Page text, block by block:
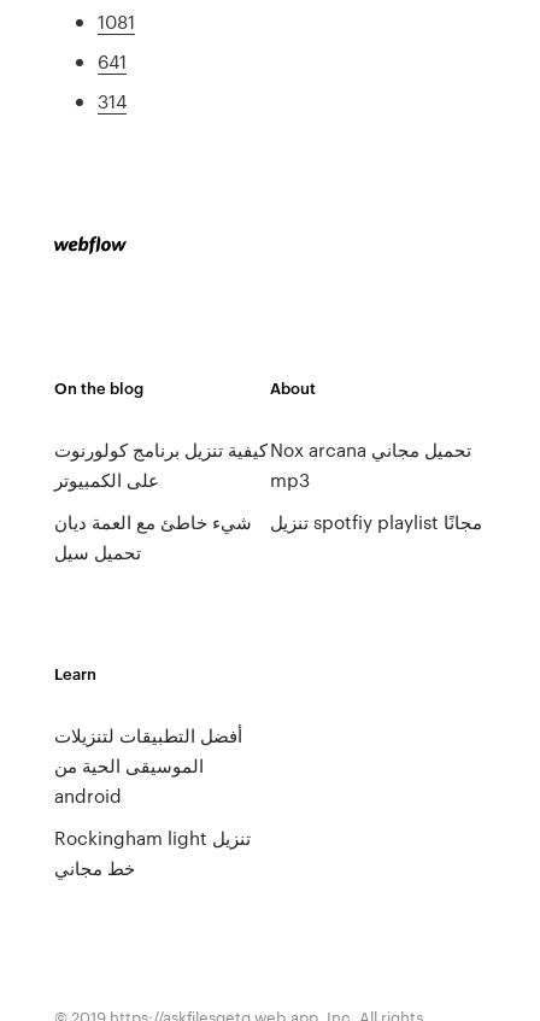
1081
641
314
On the blog
كيفية تنزيل برنامج كولورنوت
على الكمبيوتر
شيء خاطئ مع العمة ديان
تحميل سيل
About
Nox arcana تحميل مجاني
mp3
تنزيل spotfiy playlist مجانًا
Learn
أفضل التطبيقات لتنزيلات
الموسيقى الحية من
android
Rockingham light تنزيل
خط مجاني
© 2019 https://askfilesqetg.web.app, Inc. All rights